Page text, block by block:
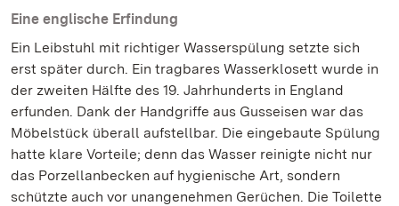
Eine englische Erfindung
Ein Leibstuhl mit richtiger Wasserspülung setzte sich
erst später durch. Ein tragbares Wasserklosett wurde in
der zweiten Hälfte des 19. Jahrhunderts in England
erfunden. Dank der Handgriffe aus Gusseisen war das
Möbelstück überall aufstellbar. Die eingebaute Spülung
hatte klare Vorteile; denn das Wasser reinigte nicht nur
das Porzellanbecken auf hygienische Art, sondern
schützte auch vor unangenehmen Gerüchen. Die Toilette